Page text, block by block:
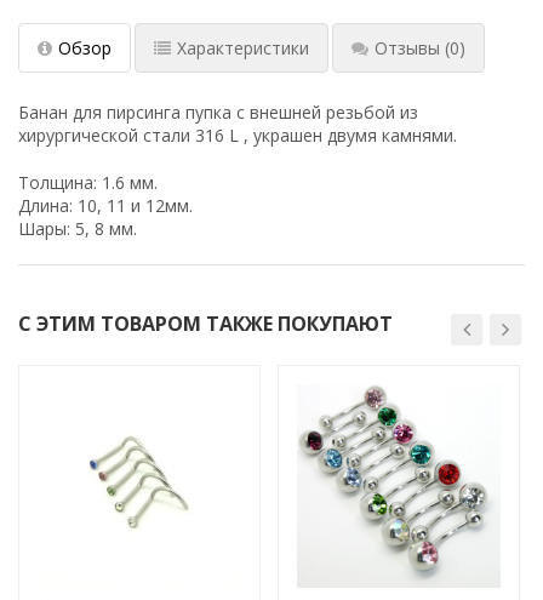
Обзор Характеристики Отзывы (0)
Банан для пирсинга пупка с внешней резьбой из
хирургической стали 316 L , украшен двумя камнями.
Толщина: 1.6 мм.
Длина: 10, 11 и 12мм.
Шары: 5, 8 мм.
С ЭТИМ ТОВАРОМ ТАКЖЕ ПОКУПАЮТ